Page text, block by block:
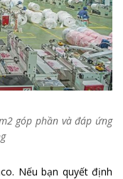
góp phần và đáp ứng
Nếu bạn quyết định